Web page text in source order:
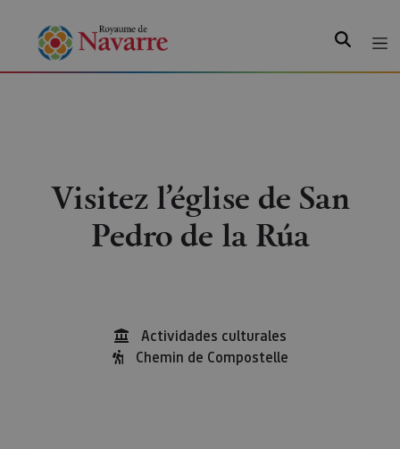
Visitez l’église de San
Pedro de la Rúa
Actividades culturales
Chemin de Compostelle